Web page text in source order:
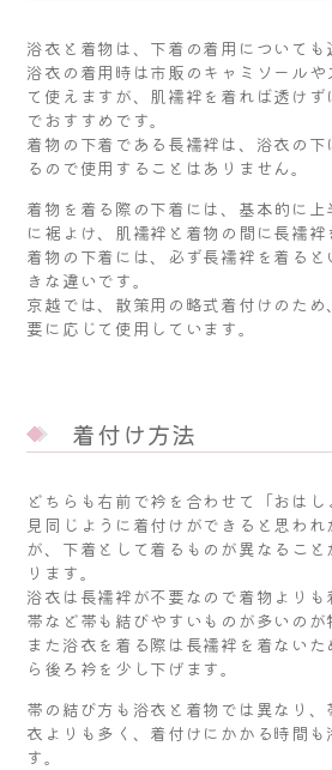
浴衣と着物は、下着の着用についても
浴衣の着用時は市販のキャミソール
て使えますが、肌襦袢を着れば透け
でおすすめです。
着物の下着である長襦袢は、浴衣の
るので使用することはありません。
着物を着る際の下着には、基本的に
に裾よけ、肌襦袢と着物の間に長襦袢
着物の下着には、必ず長襦袢を着る
きな違いです。
京越では、散策用の略式着付けのた
要に応じて使用しています。
着付け方法
どちらも右前で衿を合わせて「おは
見同じように着付けができると思わ
が、下着として着るものが異なるこ
ります。
浴衣は長襦袢が不要なので着物より
帯など帯も結びやすいものが多いのが
また浴衣を着る際は長襦袢を着ない
ら後ろ衿を少し下げます。
帯の結び方も浴衣と着物では異なり
衣よりも多く、着付けにかかる時間
す。